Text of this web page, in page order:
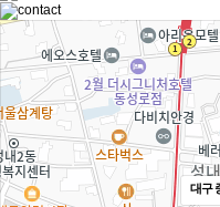
대구